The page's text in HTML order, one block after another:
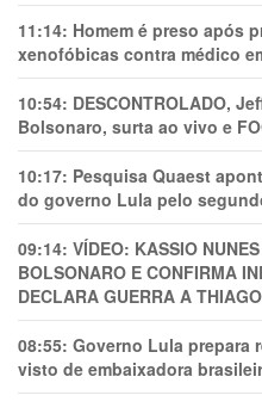
11:14: Homem é preso após
xenofóbicas contra médico
10:54: DESCONTROLADO,
Bolsonaro, surta ao vivo e
10:17: Pesquisa Quaest
do governo Lula pelo
09:14: VÍDEO: KASSIO
BOLSONARO E CONFIRMA
DECLARA GUERRA A
08:55: Governo Lula prepara
visto de embaixadora